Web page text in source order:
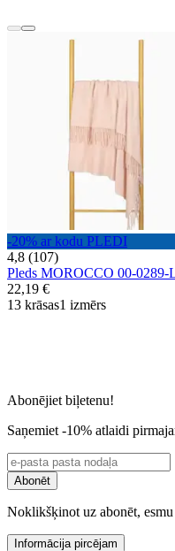
-20% ar kodu PLEDI
4,8 (107)
Pleds MOROCCO 00-
22,19 €
13 krāsas1 izmērs
Abonējiet biļetenu!
Saņemiet -10% atlaidi
Abonēt
Noklikšķinot uz abonēt,
Informācija pircējam